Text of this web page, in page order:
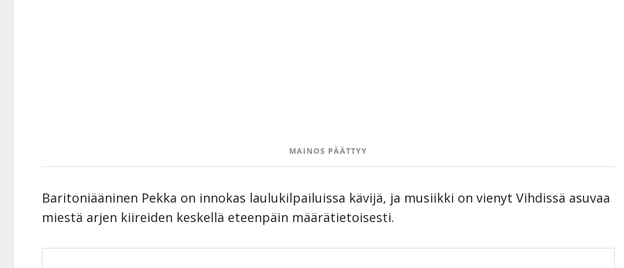
MAINOS PÄÄTTYY
Baritoniääninen Pekka on innokas laulukilpailuissa kävijä, ja musiikki on vienyt Vihdissä asuvaa
miestä arjen kiireiden keskellä eteenpäin määrätietoisesti.